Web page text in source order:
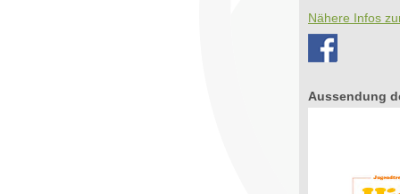
Nähere Infos
Aussendung